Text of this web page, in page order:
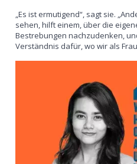
„Es ist ermutigend“, sagt sie.
sehen, hilft einem, über die
Bestrebungen nachzudenken,
Verständnis dafür, wo wir als